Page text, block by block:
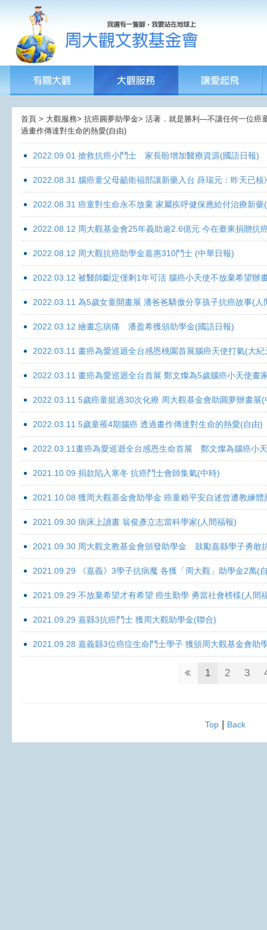
首頁 > 大觀服務> 抗癌圓夢助學金> 活著．就是勝利—不讓任何一位癌
過畫作傳達對生命的熱愛(自由)
2022.09.01 搶救抗癌小鬥士 家長盼增加醫療資源(國語日報)
2022.08.31 腦癌童父母籲衛福部讓新藥入台 薛瑞元：昨天已
2022.08.31 癌童對生命永不放棄 家屬疾呼健保應給付治療新藥
2022.08.12 周大觀基金會25年義助逾2.6億元 今在臺東捐贈抗
2022.08.12 周大觀抗癌助學金嘉惠310鬥士 (中華日報)
2022.03.12 被醫師斷定僅剩1年可活 腦癌小天使不放棄希望辦
2022.03.11 為5歲女童開畫展 潘爸爸驕傲分享孩子抗癌故事(人
2022.03.12 繪畫忘病痛 潘盈希獲頒助學金(國語日報)
2022.03.11 畫癌為愛巡迴全台感恩桃園首展腦癌天使打氣(大紀
2022.03.11 畫癌為愛巡迴全台首展 鄭文燦為5歲腦癌小天使畫
2022.03.11 5歲癌童挺過30次化療 周大觀基金會助圓夢辦畫展
2022.03.11 5歲童罹4期腦癌 透過畫作傳達對生命的熱愛(自由)
2022.03.11畫癌為愛巡迴全台感恩生命首展 鄭文燦為腦癌小
2021.10.09 捐款陷入寒冬 抗癌鬥士會師集氣(中時)
2021.10.08 獲周大觀基金會助學金 癌童賴平安自述曾遭教練體
2021.09.30 病床上讀書 翁俊彥立志當科學家(人間福報)
2021.09.30 周大觀文教基金會頒發助學金 鼓勵嘉縣學子勇敢
2021.09.29 《嘉義》3學子抗病魔 各獲「周大觀」助學金2萬(
2021.09.29 不放棄希望才有希望 癌生勤學 勇當社會榜樣(人間
2021.09.29 嘉縣3抗癌鬥士 獲周大觀助學金(聯合)
2021.09.28 嘉義縣3位癌症生命鬥士學子 獲頒周大觀基金會助
1 2 3
Top| Back